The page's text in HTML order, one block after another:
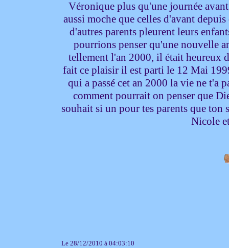
Véronique plus qu'une journée
aussi moche que celles d'avant
d'autres parents pleurent leurs
pourrions penser qu'une nouvelle
tellement l'an 2000, il était heureux
fait ce plaisir il est parti le 12 Mai
qui a passé cet an 2000 la vie ne t'a
comment pourrait on penser que
souhait si un pour tes parents que
Nicole
Le 28/12/2010 à 04:03:10